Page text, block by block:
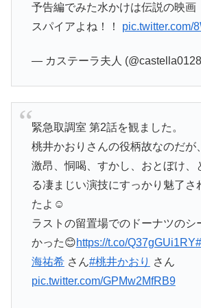
予告編でみた水かけは伝説の映画
スパイアよね！！ pic.twitter.com/
— カステーラ夫人
緊急取調室 第2話を観ました。
桃井かおりさんの役柄故なのだが、
激昂、恫喝、すかし、おとぼけ、
る凄まじい演技にすっかり魅了さ
たよ☺️
ラストの留置場でのドーナツのシ
かった😊https://t.co/Q37gGUi1RY
海祐希さん#桃井かおり さん
pic.twitter.com/GPMw2MfRB9